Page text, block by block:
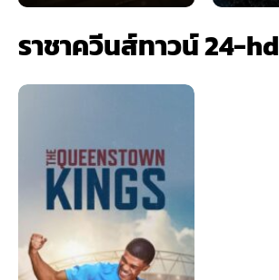
ราชาควีนส์ทาวน์ 24-hd